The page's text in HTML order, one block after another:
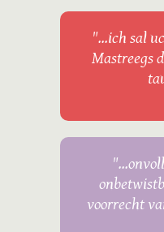
"...ich sal
Mastreegs
voorrecht